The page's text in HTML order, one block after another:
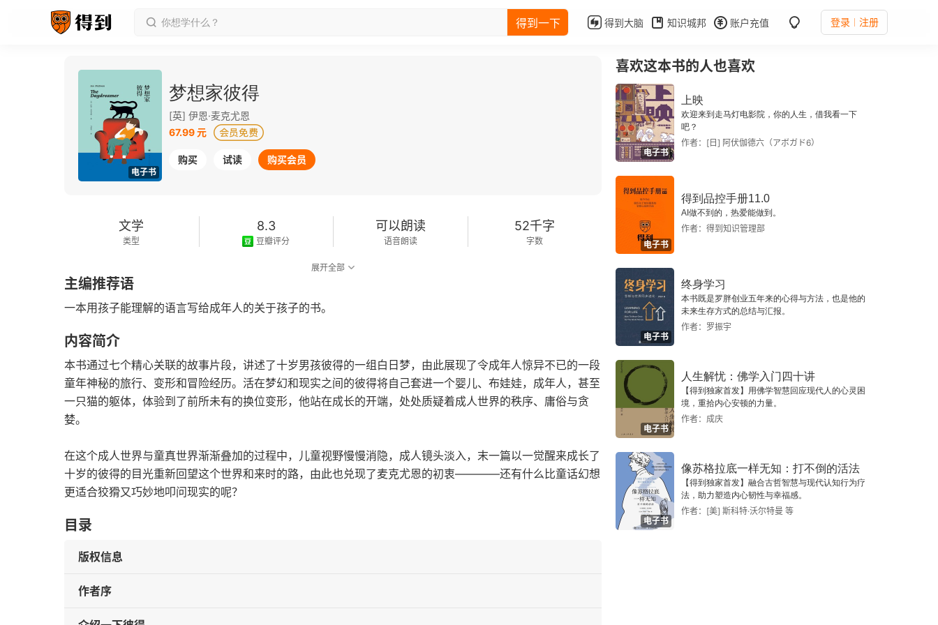
得到一下 得到大脑 知识城邦 账户充值 登录 注册
电子书
梦想家彼得
[英] 伊恩·麦克尤恩
67.99 元
购买 试读 购买会员
文学
类型
8.3
豆瓣评分
可以朗读
语音朗读
52千字
字数
发行日期
展开全部
主编推荐语
一本用孩子能理解的语言写给成年人的关于孩子的书。
内容简介
本书通过七个精心关联的故事片段，讲述了十岁男孩彼得的一组白日梦，由此展现了令成年人惊异不已的一段
童年神秘的旅行、变形和冒险经历。活在梦幻和现实之间的彼得将自己套进一个婴儿、布娃娃，成年人，甚至
一只猫的躯体，体验到了前所未有的换位变形，他站在成长的开端，处处质疑着成人世界的秩序、庸俗与贪
婪。
在这个成人世界与童真世界渐渐叠加的过程中，儿童视野慢慢消隐，成人镜头淡入，末一篇以一觉醒来成长了
十岁的彼得的目光重新回望这个世界和来时的路，由此也兑现了麦克尤恩的初衷————还有什么比童话幻想
更适合狡猾又巧妙地叩问现实的呢？
目录
版权信息
作者序
喜欢这本书的人也喜欢
电子书
上映
欢迎来到走马灯电影院，你的人生，借我看一下
吧？
作者：[日] 阿伏伽德六（アボガド6）
电子书
得到品控手册11.0
AI做不到的，热爱能做到。
作者：得到知识管理部
电子书
终身学习
本书既是罗胖创业五年来的心得与方法，也是他的
未来生存方式的总结与汇报。
作者：罗振宇
电子书
人生解忧：佛学入门四十讲
【得到独家首发】用佛学智慧回应现代人的心灵困
境，重拾内心安顿的力量。
作者：成庆
电子书
像苏格拉底一样无知：打不倒的活法
【得到独家首发】融合古哲智慧与现代认知行为疗
法，助力塑造内心韧性与幸福感。
作者：[美] 斯科特·沃尔特曼 等